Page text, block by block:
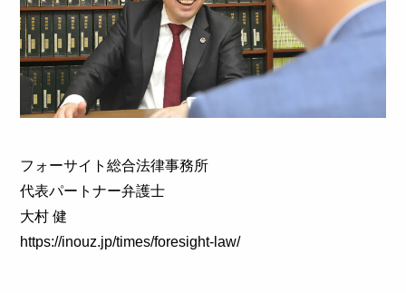
フォーサイト総合法律事務所
代表パートナー弁護士
大村 健
https://inouz.jp/times/foresight-law/